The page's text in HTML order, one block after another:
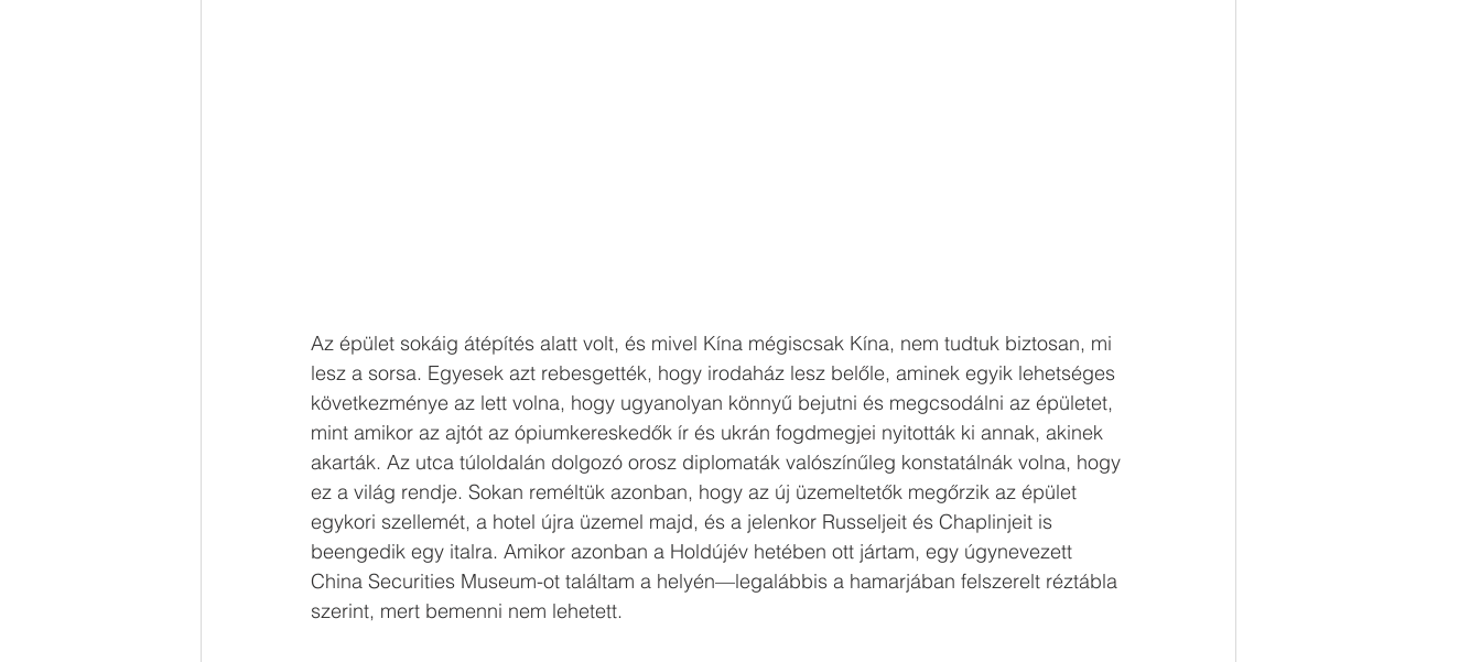
Az épület sokáig átépítés alatt volt, és mivel Kína mégiscsak Kína, nem tudtuk biztosan, mi
lesz a sorsa. Egyesek azt rebesgették, hogy irodaház lesz belőle, aminek egyik lehetséges
következménye az lett volna, hogy ugyanolyan könnyű bejutni és megcsodálni az épületet,
mint amikor az ajtót az ópiumkereskedők ír és ukrán fogdmegjei nyitották ki annak, akinek
akarták. Az utca túloldalán dolgozó orosz diplomaták valószínűleg konstatálnák volna, hogy
ez a világ rendje. Sokan reméltük azonban, hogy az új üzemeltetők megőrzik az épület
egykori szellemét, a hotel újra üzemel majd, és a jelenkor Russeljeit és Chaplinjeit is
beengedik egy italra. Amikor azonban a Holdújév hetében ott jártam, egy úgynevezett
China Securities Museum-ot találtam a helyén—legalábbis a hamarjában felszerelt réztábla
szerint, mert bemenni nem lehetett.